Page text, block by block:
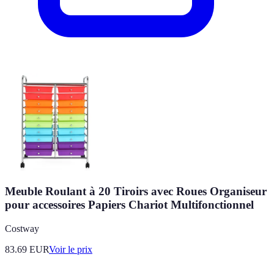
Meuble Roulant à 20 Tiroirs avec Roues Organiseur
pour accessoires Papiers Chariot Multifonctionnel
Costway
83.69 EURVoir le prix